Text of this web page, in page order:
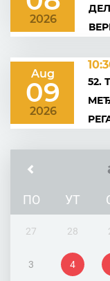
2026
Aug
09
2026
52.
ПО УТ
27 28
3 4